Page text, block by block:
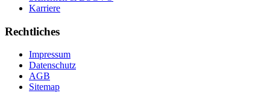
Karriere
Rechtliches
Impressum
Datenschutz
AGB
Sitemap